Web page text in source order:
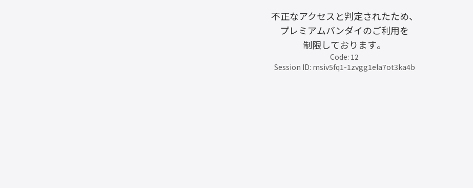
不正なアクセスと判定されたため、
プレミアムバンダイのご利用を
制限しております。
Code: 12
Session ID: msiv5fq1-1zvgg1ela7ot3ka4b